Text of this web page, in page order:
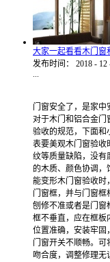
大家一起看看木门窗
发布时间：
2018 - 12
...
门窗安全了，是家
对于木门和铝合金门
验收的规范，下面和
表要美观木门窗验收
纹等质量缺陷，没有
的木质、颜色协调
能变形木门窗验收时
门窗框，并与门窗
刨修不准或者是门窗
框不垂直，应在框板
位置准确，安装牢固
门窗开关不顺畅。
吻合度，调整修理